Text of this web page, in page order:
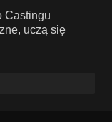
Castingu
uczą się